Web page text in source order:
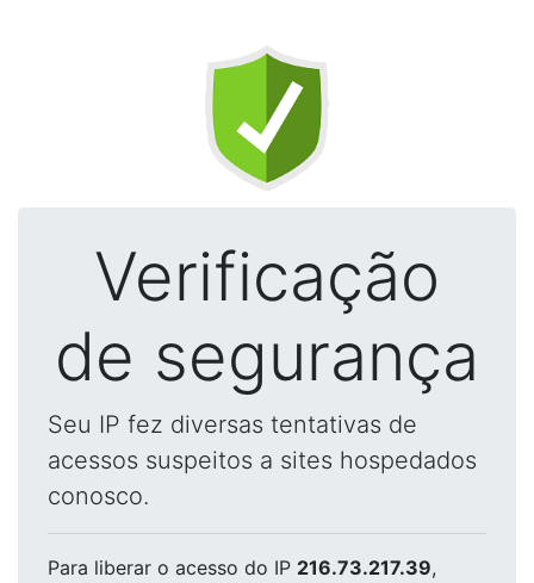
Verificação
de segurança
Seu IP fez diversas tentativas de
acessos suspeitos a sites hospedados
conosco.
Para liberar o acesso do IP 216.73.217.39,